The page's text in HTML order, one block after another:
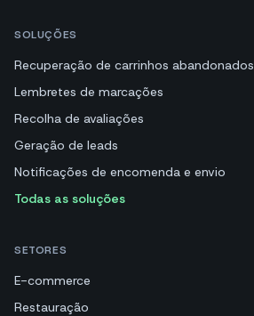
SOLUÇÕES
Recuperação de carrinhos abandonados
Lembretes de marcações
Recolha de avaliações
Geração de leads
Notificações de encomenda e envio
Todas as soluções
SETORES
E-commerce
Restauração